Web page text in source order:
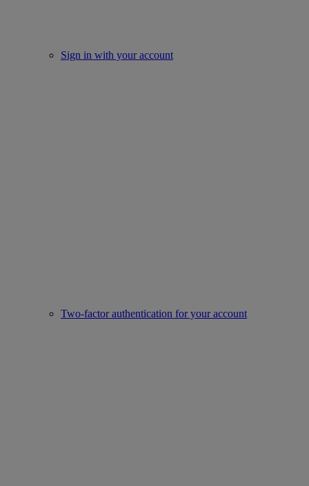
Sign in with your account
Two-factor authentication for your account